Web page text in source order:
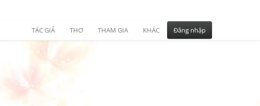
TÁC GIẢ THƠ THAM GIA KHÁC Đăng nhập